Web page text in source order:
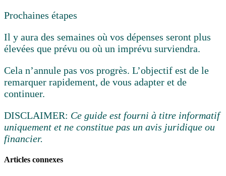
Prochaines étapes
Il y aura des semaines où vos dépenses seront plus
élevées que prévu ou où un imprévu surviendra.
Cela n’annule pas vos progrès. L’objectif est de le
remarquer rapidement, de vous adapter et de
continuer.
DISCLAIMER: Ce guide est fourni à titre informatif
uniquement et ne constitue pas un avis juridique ou
financier.
Articles connexes